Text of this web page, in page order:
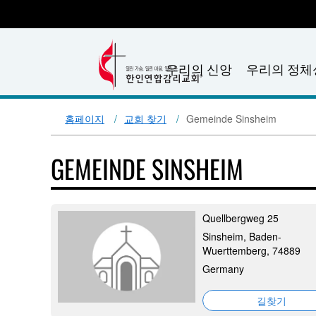
우리의 신앙 우리의 정체
홈페이지 교회 찾기 Gemeinde Sinsheim
GEMEINDE SINSHEIM
Quellbergweg 25
Sinsheim, Baden-
Wuerttemberg, 74889
Germany
길찾기